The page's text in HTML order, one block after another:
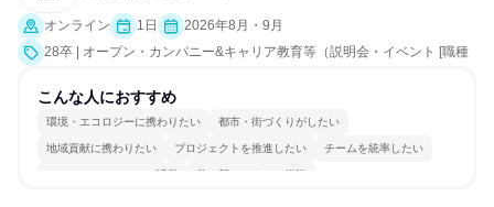
オンライン 1日
2026年8月・9月
28卒 | オープン・カンパニー&キャリア教育等（説明会・イベント [職種
こんな人におすすめ
環境・エコロジーに携わりたい 都市・街づくりがしたい
地域貢献に携わりたい プロジェクトを推進したい チームを統率したい
コミュニケーションが活発 常に新しいものに挑戦